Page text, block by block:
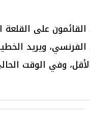
القائمون على القلعة
ويريد
وفي الوقت